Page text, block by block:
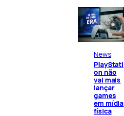
News
PlayStati
on não
vai mais
lançar
games
em mídia
física